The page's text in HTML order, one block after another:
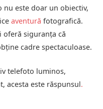
nu este doar un obiectiv,
aventură fotografică.
oferă siguranța că
cadre spectaculoase.
telefoto luminos,
acesta este răspunsul.